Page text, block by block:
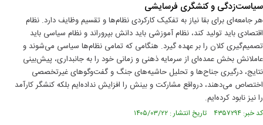
سیاست‌زدگی و کنشگری فرسایشی
هر جامعه‌ای برای بقا نیاز به تفکیک کارکردی نظام‌ها و تقسیم وظایف دارد. نظام
اقتصادی باید تولید کند، نظام آموزشی باید دانش بپروراند و نظام سیاسی باید
تصمیم‌گیری کلان را بر عهده گیرد. هنگامی که تمامی نظام‌ها سیاسی می‌شوند و
عاملانش بخش عمده‌ای از سرمایه ذهنی و زمانی خود را به جانبداری، پیش‌بینی
نتایج، درگیری جناح‌ها و تحلیل حاشیه‌های جنگ و گفت‌و‌گو‌های غیرتخصصی
اختصاص می‌دهند، در‌واقع مشارکت و بینش را افزایش نداده‌ایم بلکه کنشگر کارآمد
را نیز نابود کرده‌ایم.
کد خبر: ۴۳۵۷۲۹۴ تاریخ انتشار : ۱۴۰۵/۰۳/۲۲